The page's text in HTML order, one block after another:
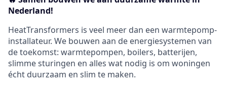
Nederland!
HeatTransformers is veel meer dan een warmtepomp-
installateur. We bouwen aan de energiesystemen van
de toekomst: warmtepompen, boilers, batterijen,
slimme sturingen en alles wat nodig is om woningen
écht duurzaam en slim te maken.